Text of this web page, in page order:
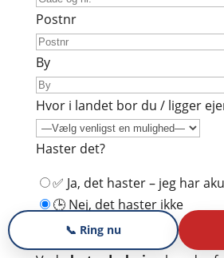
Postnr
By
Hvor i landet bor du / ligger
Haster det?
✅ Ja, det haster – jeg har
🕒 Nej, det haster ikke
📞 Ring nu